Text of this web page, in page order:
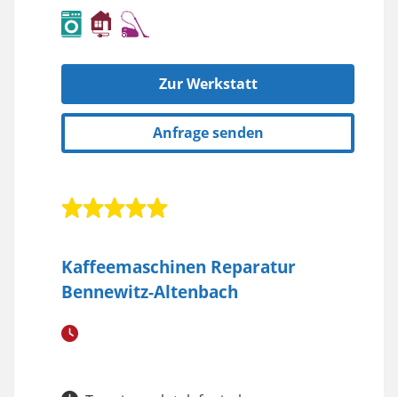
Zur Werkstatt
Anfrage senden
Kaffeemaschinen Reparatur
Bennewitz-Altenbach